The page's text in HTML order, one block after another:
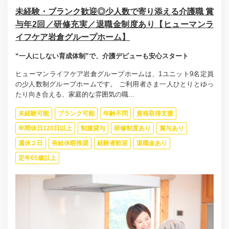
未経験・ブランク歓迎◎少人数で寄り添える介護職 賞
与年2回／研修充実／退職金制度あり【ヒューマンラ
イフケア岩倉グループホーム】
“一人にしない育成体制”で、介護デビューも安心スタート
ヒューマンライフケア岩倉グループホームは、1ユニット9名定員
の少人数制グループホームです。 ご利用者さま一人ひとりとゆっ
たり向き合える、家庭的な雰囲気の職...
未経験可能 ブランク可能 年齢不問 資格取得支援
年間休日120日以上 制服貸与 研修制度あり 賞与あり
週休２日 有給休暇推奨 経験者歓迎 退職金あり
定年65歳以上